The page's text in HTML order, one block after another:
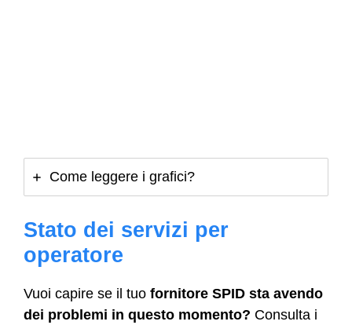
Come leggere i grafici?
Stato dei servizi per
operatore
Vuoi capire se il tuo fornitore SPID sta avendo
dei problemi in questo momento? Consulta i